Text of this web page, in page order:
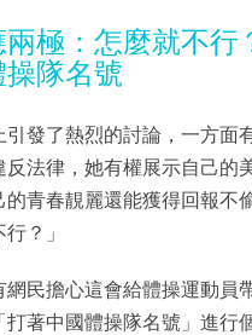
極：怎麼就不行
隊名號
引發了熱烈的討論，一方面
反法律，她有權展示自己的
的青春靚麗還能獲得回報不
？」
網民擔心這會給體操運動員
打著中國體操隊名號」進行